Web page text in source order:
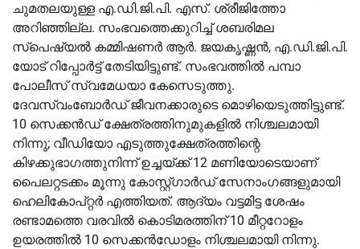
ചുമതലയുള്ള എ.ഡി.ജി.പി. എസ്. ശ്രീജിത്തോ
അറിഞ്ഞില്ല. സംഭവത്തെക്കുറിച്ച് ശബരിമല
സ്പെഷ്യൽ കമ്മിഷണർ ആർ. ജയകൃഷ്ണൻ, എ.ഡി.ജി.പി.
യോട് റിപ്പോർട്ട് തേടിയിട്ടുണ്ട്. സംഭവത്തിൽ പമ്പാ
പോലീസ് സ്വമേധയാ കേസെടുത്തു.
ദേവസ്വംബോർഡ് ജീവനക്കാരുടെ മൊഴിയെടുത്തിട്ടുണ്ട്.
10 സെക്കൻഡ് ക്ഷേത്രത്തിനുമുകളിൽ നിശ്ചലമായി
നിന്നു; വീഡിയോ എടുത്തുക്ഷേത്രത്തിന്റെ
കിഴക്കുഭാഗത്തുനിന്ന് ഉച്ചയ്ക്ക് 12 മണിയോടെയാണ്
പൈലറ്റടക്കം മൂന്നു കോസ്റ്റ്ഗാർഡ് സേനാംഗങ്ങളുമായി
ഹെലികോപ്റ്റർ എത്തിയത്. ആദ്യം വട്ടമിട്ട ശേഷം
രണ്ടാമത്തെ വരവിൽ കൊടിമരത്തിന് 10 മീറ്ററോളം
ഉയരത്തിൽ 10 സെക്കൻഡോളം നിശ്ചലമായി നിന്നു.